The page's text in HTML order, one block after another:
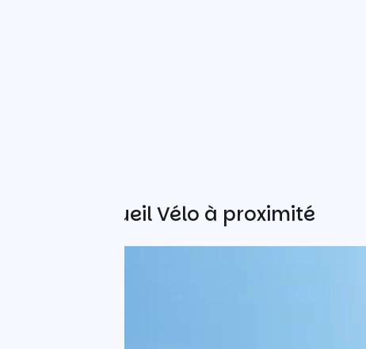
Autres Accueil Vélo à proximité